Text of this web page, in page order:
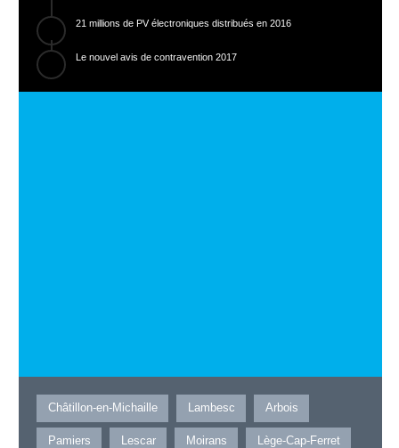
21 millions de PV électroniques distribués en 2016
Le nouvel avis de contravention 2017
Châtillon-en-Michaille Lambesc Arbois
Pamiers Lescar Moirans Lège-Cap-Ferret